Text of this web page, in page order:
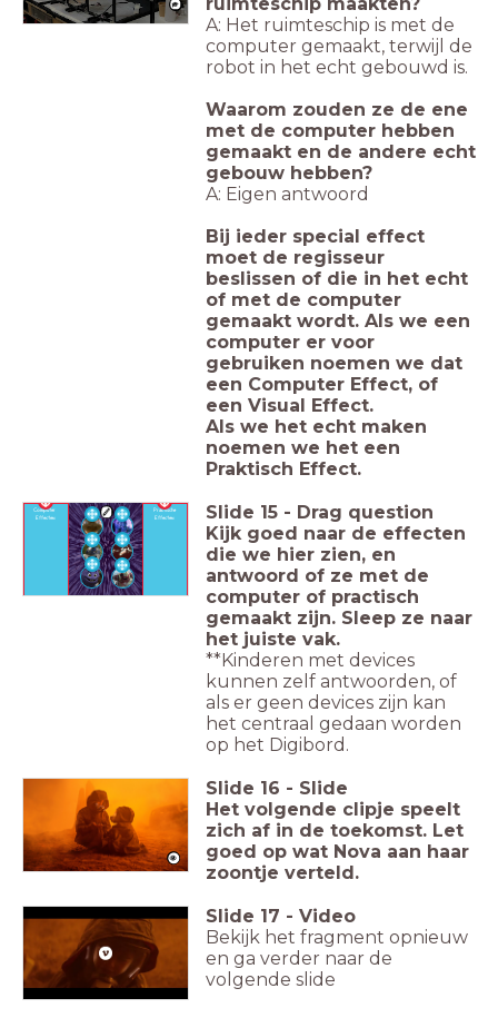
ruimteschip maakten?
A: Het ruimteschip is met de
computer gemaakt, terwijl de
robot in het echt gebouwd is.
Waarom zouden ze de ene
met de computer hebben
gemaakt en de andere echt
gebouw hebben?
A: Eigen antwoord
Bij ieder special effect
moet de regisseur
beslissen of die in het echt
of met de computer
gemaakt wordt. Als we een
computer er voor
gebruiken noemen we dat
een Computer Effect, of
een Visual Effect.
Als we het echt maken
noemen we het een
Praktisch Effect.
Computer
Effecten
Practische
Effecten
Slide 15 - Drag question
Kijk goed naar de effecten
die we hier zien, en
antwoord of ze met de
computer of practisch
gemaakt zijn. Sleep ze naar
het juiste vak.
**Kinderen met devices
kunnen zelf antwoorden, of
als er geen devices zijn kan
het centraal gedaan worden
op het Digibord.
Slide 16 - Slide
Het volgende clipje speelt
zich af in de toekomst. Let
goed op wat Nova aan haar
zoontje verteld.
Slide 17 - Video
Bekijk het fragment opnieuw
en ga verder naar de
volgende slide